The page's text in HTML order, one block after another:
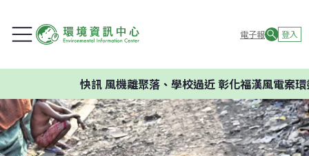
電子報 登入
風機離聚落、學校過近 彰化福漢風電案環委建議